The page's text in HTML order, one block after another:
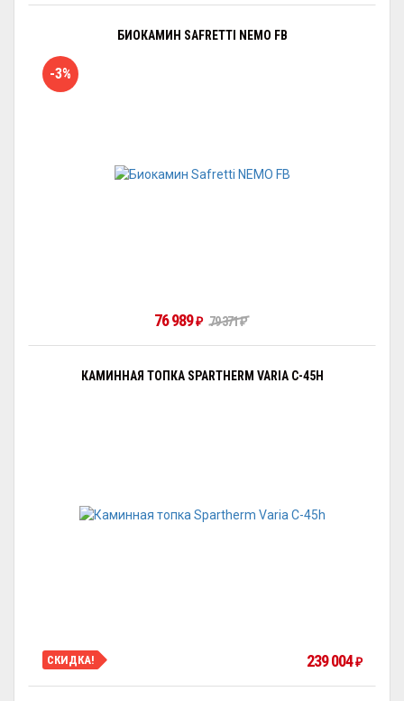
БИОКАМИН SAFRETTI NEMO FB
-3%
76 989₽ 79 371₽
КАМИННАЯ ТОПКА SPARTHERM VARIA C-45H
СКИДКА! 239 004₽